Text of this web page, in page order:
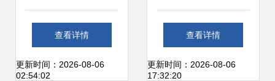
北京网络职业学院
计算机网络技术
查看详情
更新时间：2026-08-06
02:54:02
利物浦大学硬核实
力引领未来计算机
查看详情
更新时间：2026-08-06
17:32:20